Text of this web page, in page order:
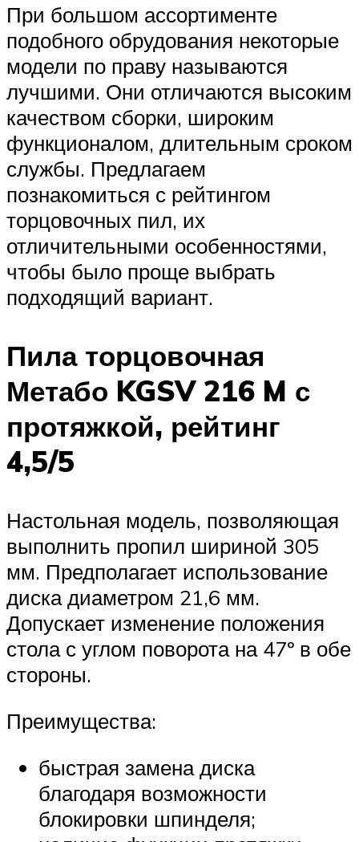
При большом ассортименте
подобного обрудования некоторые
модели по праву называются
лучшими. Они отличаются высоким
качеством сборки, широким
функционалом, длительным сроком
службы. Предлагаем
познакомиться с рейтингом
торцовочных пил, их
отличительными особенностями,
чтобы было проще выбрать
подходящий вариант.
Пила торцовочная
Метабо KGSV 216 M с
протяжкой, рейтинг
4,5/5
Настольная модель, позволяющая
выполнить пропил шириной 305
мм. Предполагает использование
диска диаметром 21,6 мм.
Допускает изменение положения
стола с углом поворота на 47º в обе
стороны.
Преимущества:
быстрая замена диска
благодаря возможности
блокировки шпинделя;